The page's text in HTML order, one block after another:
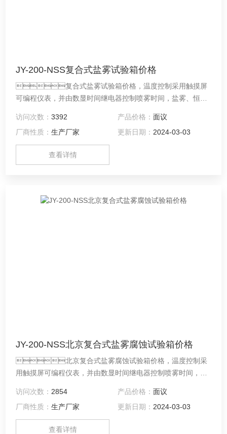
JY-200-NSS复合式盐雾试验箱价格
复合式盐雾试验箱价格，温度控制采用触摸屏
可编程仪表，并由数显时间继电器控制喷雾时间，盐雾、恒
访问次数：3392 产品价格： 面议
厂商性质：生产厂家 更新日期： 2024-03-03
查看详情
JY-200-NSS北京复合式盐雾腐蚀试验箱价格
北京复合式盐雾腐蚀试验箱价格，温度控制采
用触摸屏可编程仪表，并由数显时间继电器控制喷雾时间，盐
访问次数： 2854 产品价格： 面议
厂商性质：生产厂家 更新日期： 2024-03-03
查看详情